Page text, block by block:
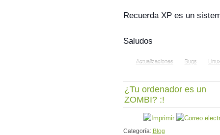
Recuerda XP es un
Saludos
Actualizaciones Bugs
¿Tu ordenador es un
ZOMBI? :!
Categoría: Blog